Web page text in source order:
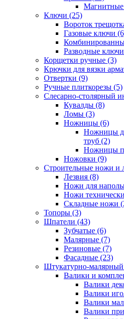
Ключи (25)
Вороток
Газовые ключи
Разводные
Корщетки ручные (3)
Крючки для вязки
Отвертки (9)
Ручные плиткорезы (5)
Слесарно-столярный
Кувалды (8)
Ломы (3)
Ножницы (6)
Ножницы
труб (2)
Ножницы
Ножовки (9)
Строительные ножи и
Лезвия (8)
Ножи для
Ножи
Складные ножи
Топоры (3)
Шпатели (43)
Зубчатые (6)
Малярные (7)
Резиновые (7)
Фасадные (23)
Штукатурно-
Валики и
Валики
Валики
Валики
Валики